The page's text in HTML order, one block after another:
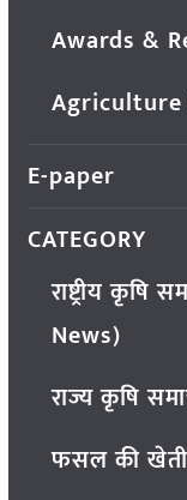
Awards &
E-paper
CATEGORY
राष्ट्रीय
News)
राज्य कृषि
फसल की